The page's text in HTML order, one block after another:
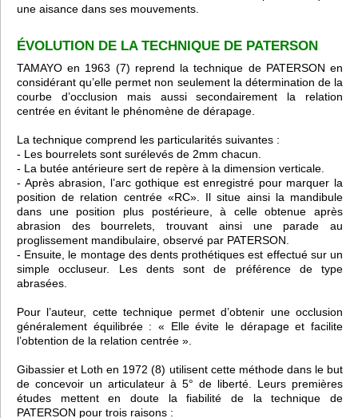
une aisance dans ses mouvements.
ÉVOLUTION DE LA TECHNIQUE DE PATERSON
TAMAYO en 1963 (7) reprend la technique de PATERSON en
considérant qu’elle permet non seulement la détermination de la
courbe d’occlusion mais aussi secondairement la relation
centrée en évitant le phénomène de dérapage.
La technique comprend les particularités suivantes :
- Les bourrelets sont surélevés de 2mm chacun.
- La butée antérieure sert de repère à la dimension verticale.
- Après abrasion, l’arc gothique est enregistré pour marquer la
position de relation centrée «RC». Il situe ainsi la mandibule
dans une position plus postérieure, à celle obtenue après
abrasion des bourrelets, trouvant ainsi une parade au
proglissement mandibulaire, observé par PATERSON.
- Ensuite, le montage des dents prothétiques est effectué sur un
simple occluseur. Les dents sont de préférence de type
abrasées.
Pour l’auteur, cette technique permet d’obtenir une occlusion
généralement équilibrée : « Elle évite le dérapage et facilite
l’obtention de la relation centrée ».
Gibassier et Loth en 1972 (8) utilisent cette méthode dans le but
de concevoir un articulateur à 5° de liberté. Leurs premières
études mettent en doute la fiabilité de la technique de
PATERSON pour trois raisons :